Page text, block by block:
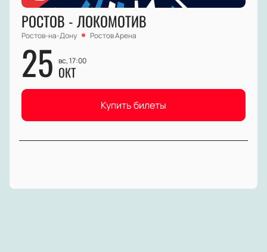
РОСТОВ - ЛОКОМОТИВ
Ростов-на-Дону Ростов Арена
25 вс, 17:00
ОКТ
Купить билеты